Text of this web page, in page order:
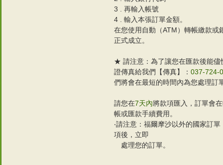
3 . 再輸入帳號
4 . 輸入本張訂單金額。
在您使用自動（ATM）轉帳繳款或
正式成立。
★ 請注意：為了讓您在匯款後能儘
證傳真給我們【傳真】： 037-724-
們將會在最短的時間內為您處理訂
請您在7天內將款項匯入，訂單會
帳或匯款手續費用。
‧請注意：福爾摩沙以外的國家訂
項後，立即
處理您的訂單。